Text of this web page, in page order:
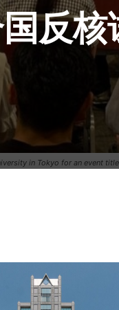
in Tokyo for an event
反核